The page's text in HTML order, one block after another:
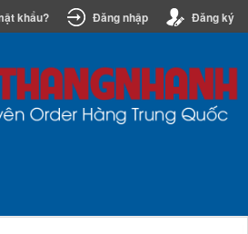
khẩu? Đăng nhập Đăng ký